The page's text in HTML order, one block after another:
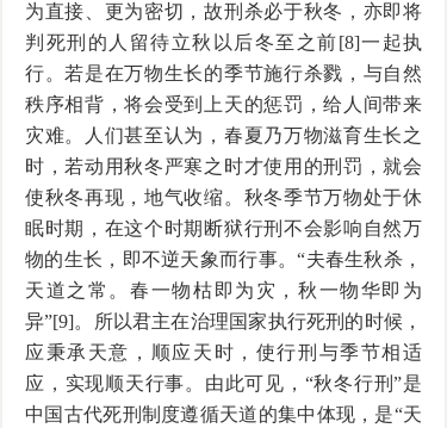
为直接、更为密切，故刑杀必于秋冬，亦即将
判死刑的人留待立秋以后冬至之前[8]一起执
行。若是在万物生长的季节施行杀戮，与自然
秩序相背，将会受到上天的惩罚，给人间带来
灾难。人们甚至认为，春夏乃万物滋育生长之
时，若动用秋冬严寒之时才使用的刑罚，就会
使秋冬再现，地气收缩。秋冬季节万物处于休
眠时期，在这个时期断狱行刑不会影响自然万
物的生长，即不逆天象而行事。“夫春生秋杀，
天道之常。春一物枯即为灾，秋一物华即为
异”[9]。所以君主在治理国家执行死刑的时候，
应秉承天意，顺应天时，使行刑与季节相适
应，实现顺天行事。由此可见，“秋冬行刑”是
中国古代死刑制度遵循天道的集中体现，是“天